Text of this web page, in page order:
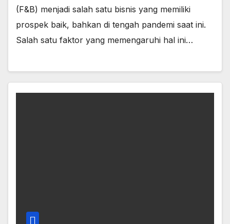
(F&B) menjadi salah satu bisnis yang memiliki
prospek baik, bahkan di tengah pandemi saat ini.
Salah satu faktor yang memengaruhi hal ini…